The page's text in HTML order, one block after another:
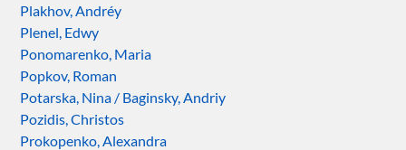
Plakhov, Andréy
Plenel, Edwy
Ponomarenko, Maria
Popkov, Roman
Potarska, Nina / Baginsky, Andriy
Pozidis, Christos
Prokopenko, Alexandra